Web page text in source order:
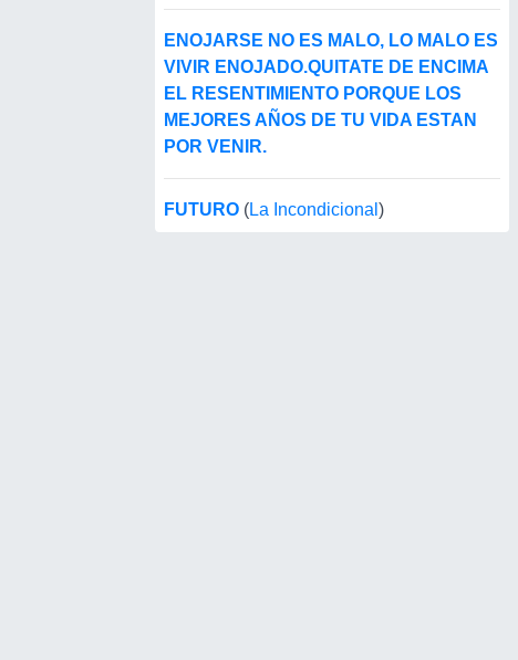
ENOJARSE NO ES MALO, LO MALO ES
VIVIR ENOJADO.QUITATE DE ENCIMA
EL RESENTIMIENTO PORQUE LOS
MEJORES AÑOS DE TU VIDA ESTAN
POR VENIR.
FUTURO (La Incondicional )